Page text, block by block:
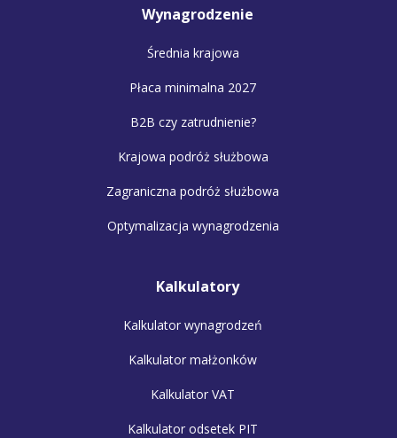
Wynagrodzenie
Średnia krajowa
Płaca minimalna 2027
B2B czy zatrudnienie?
Krajowa podróż służbowa
Zagraniczna podróż służbowa
Optymalizacja wynagrodzenia
Kalkulatory
Kalkulator wynagrodzeń
Kalkulator małżonków
Kalkulator VAT
Kalkulator odsetek PIT